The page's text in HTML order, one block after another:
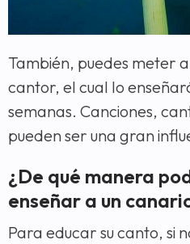
También, puedes meter
cantor, el cual lo
semanas. Canciones,
pueden ser una gran
¿De qué manera
enseñar a un
Para educar su canto, si